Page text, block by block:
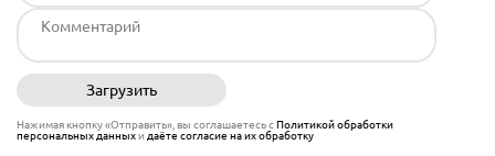
Загрузить
Нажимая кнопку «Отправить», вы соглашаетесь сПолитикой обработки
персональных данныхи даёте согласие на их обработку